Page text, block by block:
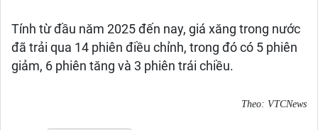
Tính từ đầu năm 2025 đến nay, giá xăng trong nước
đã trải qua 14 phiên điều chỉnh, trong đó có 5 phiên
giảm, 6 phiên tăng và 3 phiên trái chiều.
Theo: VTCNews